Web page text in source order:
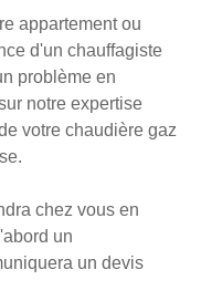
appartement ou
d'un chauffagiste
problème en
notre expertise
votre chaudière gaz
chez vous en
un
un devis